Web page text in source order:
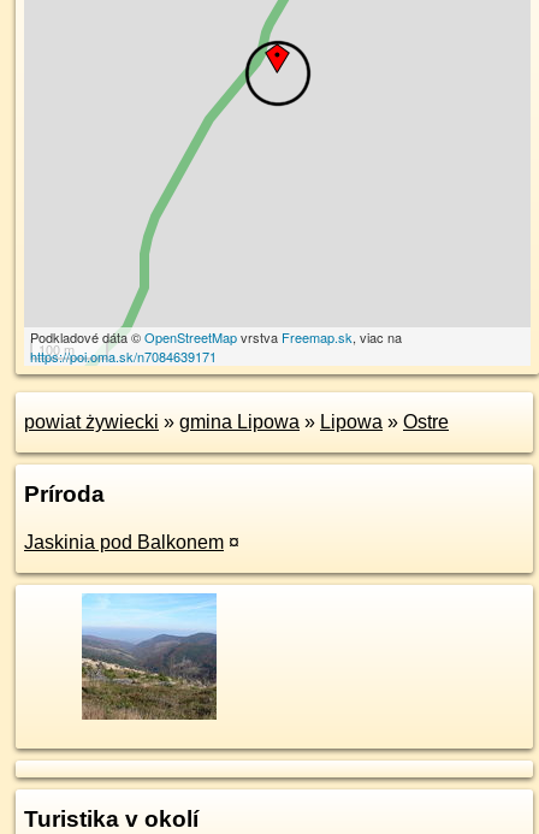
100 m
Podkladové dáta ©OpenStreetMapvrstva Freemap.sk, viac na
https://poi.oma.sk/n7084639171
powiat żywiecki » gmina Lipowa » Lipowa » Ostre
Príroda
Jaskinia pod Balkonem ¤
Turistika v okolí